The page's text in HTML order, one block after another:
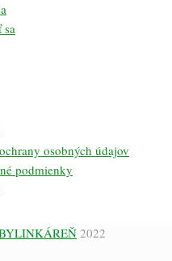
sa
osobných údajov
podmienky
2022